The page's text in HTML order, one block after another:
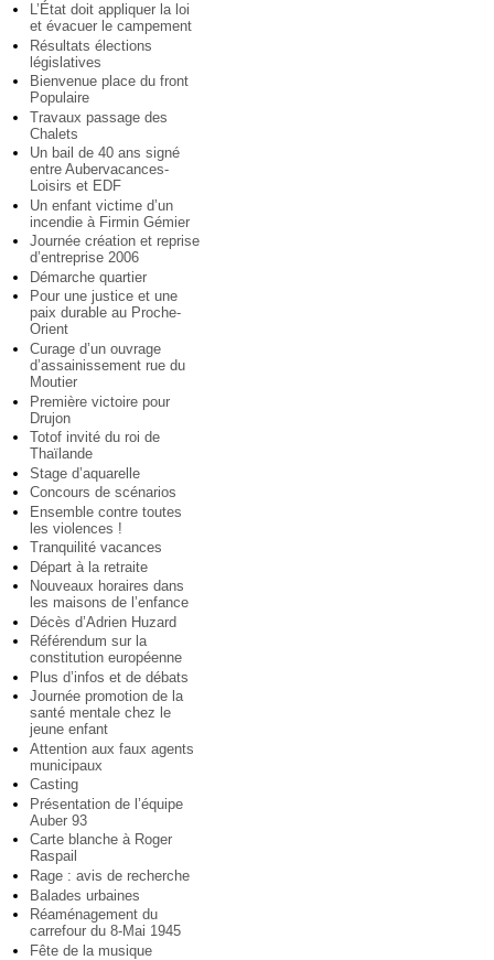
L’État doit appliquer la loi
et évacuer le campement
Résultats élections
législatives
Bienvenue place du front
Populaire
Travaux passage des
Chalets
Un bail de 40 ans signé
entre Aubervacances-
Loisirs et EDF
Un enfant victime d’un
incendie à Firmin Gémier
Journée création et reprise
d’entreprise 2006
Démarche quartier
Pour une justice et une
paix durable au Proche-
Orient
Curage d’un ouvrage
d’assainissement rue du
Moutier
Première victoire pour
Drujon
Totof invité du roi de
Thaïlande
Stage d’aquarelle
Concours de scénarios
Ensemble contre toutes
les violences !
Tranquilité vacances
Départ à la retraite
Nouveaux horaires dans
les maisons de l’enfance
Décès d’Adrien Huzard
Référendum sur la
constitution européenne
Plus d’infos et de débats
Journée promotion de la
santé mentale chez le
jeune enfant
Attention aux faux agents
municipaux
Casting
Présentation de l’équipe
Auber 93
Carte blanche à Roger
Raspail
Rage : avis de recherche
Balades urbaines
Réaménagement du
carrefour du 8-Mai 1945
Fête de la musique